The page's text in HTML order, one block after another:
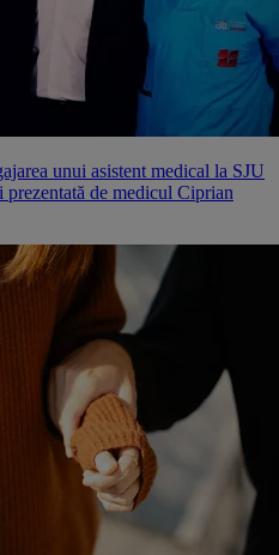
unui asistent medical la SJU
de medicul Ciprian